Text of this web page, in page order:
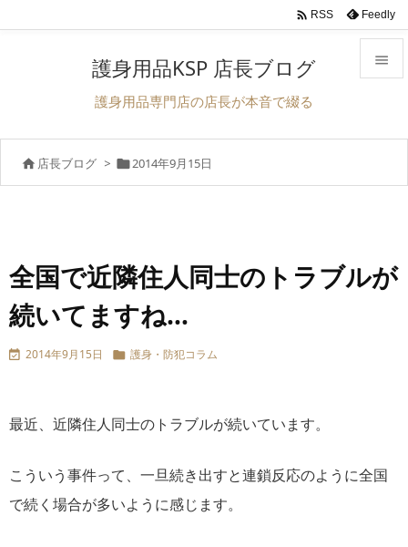



 RSS Feedly
護身用品KSP 店長ブログ
護身用品専門店の店長が本音で綴る
 店長ブログ > 2014年9月15日
全国で近隣住人同士のトラブルが
続いてますね…
 2014年9月15日  護身・防犯コラム
最近、近隣住人同士のトラブルが続いています。
こういう事件って、一旦続き出すと連鎖反応のように全国
で続く場合が多いように感じます。